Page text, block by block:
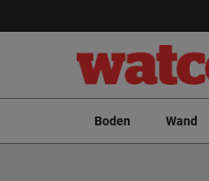
Boden Wand